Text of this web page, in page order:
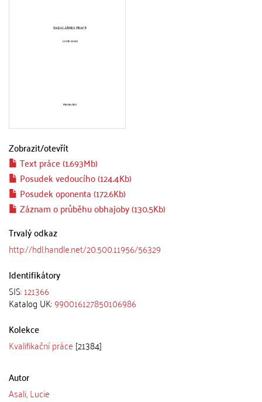
Zobrazit/otevřít
Text práce (1.693Mb)
Posudek vedoucího (124.4Kb)
Posudek oponenta (172.6Kb)
Záznam o průběhu obhajoby (130.5Kb)
Trvalý odkaz
http://hdl.handle.net/20.500.11956/56329
Identifikátory
SIS:121366
Katalog UK:990016127850106986
Kolekce
Kvalifikační práce [21384]
Autor
Asali, Lucie